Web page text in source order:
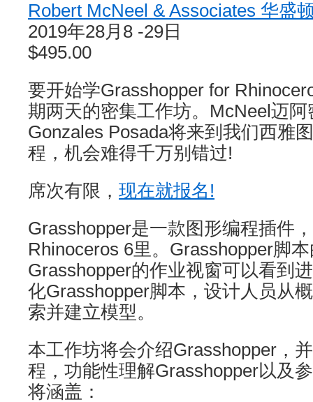
Robert McNeel & Associates 华盛
2019年28月8 -29日
$495.00
要开始学Grasshopper for
期两天的密集工作坊。McNeel迈阿
Gonzales Posada将来到我们西雅
程，机会难得千万别错过!
席次有限， 现在就报名!
Grasshopper是一款图形编程插件
Rhinoceros 6里。Grasshopper脚
Grasshopper的作业视窗可以看到
化Grasshopper脚本，设计人员从
索并建立模型。
本工作坊将会介绍Grasshopper，
程，功能性理解Grasshopper以及
将涵盖：